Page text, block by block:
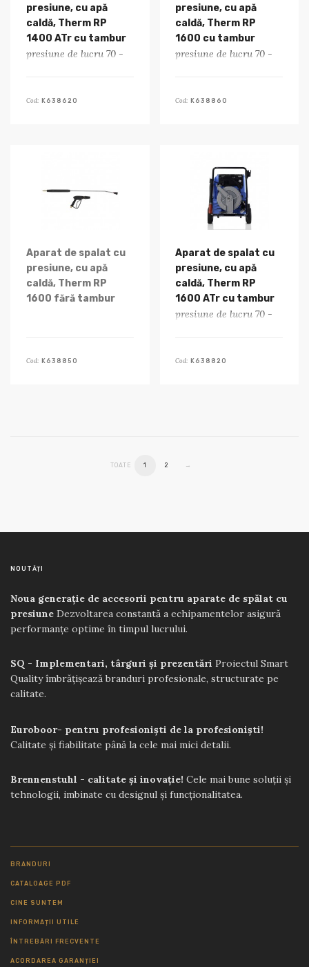
presiune, cu apă
caldă, Therm RP
1400 ATr cu tambur
presiune de lucru 70 -
Cod: K638620
presiune, cu apă
caldă, Therm RP
1600 cu tambur
presiune de lucru 70 -
Cod: K638860
Aparat de spalat cu
presiune, cu apă
caldă, Therm RP
1600 fără tambur
Cod: K638850
Aparat de spalat cu
presiune, cu apă
caldă, Therm RP
1600 ATr cu tambur
presiune de lucru 70 -
Cod: K638820
TOATE 1 2 →
NOUTĂȚI
Noua generație de accesorii pentru aparate de spălat cu
presiune Dezvoltarea constantă a echipamentelor asigură
performanțe optime în timpul lucrului.
SQ - Implementari, târguri și prezentări Proiectul Smart
Quality îmbrățișează branduri profesionale, structurate pe
calitate.
Euroboor- pentru profesioniști de la profesioniști!
Calitate și fiabilitate până la cele mai mici detalii.
Brennenstuhl - calitate și inovație! Cele mai bune soluții și
tehnologii, imbinate cu designul și funcționalitatea.
BRANDURI
CATALOAGE PDF
CINE SUNTEM
INFORMAȚII UTILE
ÎNTREBĂRI FRECVENTE
ACORDAREA GARANȚIEI